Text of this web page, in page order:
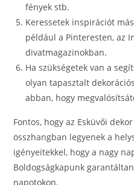
fények stb.
Keressetek inspirációt
például a Pinteresten, az
divatmagazinokban.
Ha szükségetek van a
olyan tapasztalt
abban, hogy
Fontos, hogy az Esküvői
összhangban legyenek a
igényeitekkel, hogy a nagy
Boldogságkapunk
napotokon.